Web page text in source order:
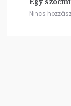
Egy
Nincs